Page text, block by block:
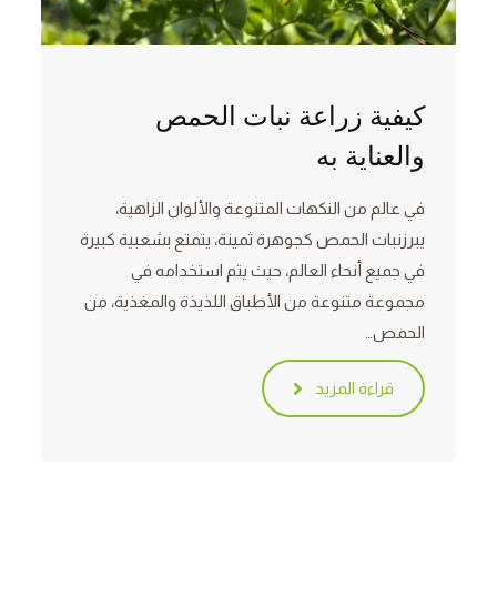
كيفية زراعة نبات الحمص
والعناية به
في عالم من النكهات المتنوعة والألوان الزاهية،
يبرزنبات الحمص كجوهرة ثمينة، يتمتع بشعبية كبيرة
في جميع أنحاء العالم، حيث يتم استخدامه في
مجموعة متنوعة من الأطباق اللذيذة والمغذية، من
الحمص…
قراءة المزيد